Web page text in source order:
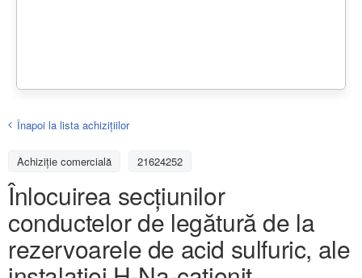
Înapoi la lista achiziţiilor
Achizițiе comercială 21624252
Înlocuirea secțiunilor
conductelor de legătură de la
rezervoarele de acid sulfuric, ale